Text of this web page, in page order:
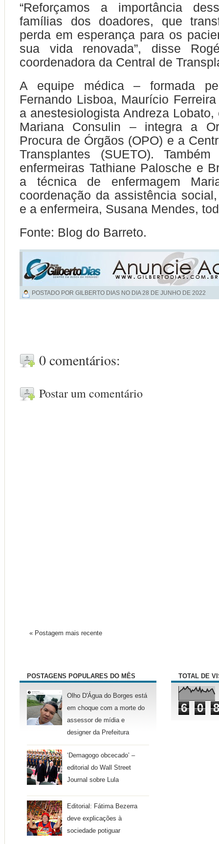
“Reforçamos a importância
famílias dos doadores, que
perda em esperança para os
sua vida renovada”, disse
coordenadora da Central de
A equipe médica – formada
Fernando Lisboa, Maurício
a anestesiologista Andreza Lobato,
Mariana Consulin – integra a
Procura de Órgãos (OPO) e a
Transplantes (SUETO).
enfermeiras Tathiane Palosche e
a técnica de enfermagem
coordenação da assistência
e a enfermeira, Susana Mendes,
Fonte: Blog do Barreto.
POSTADO POR GILBERTO DIAS NO DIA28 DE JUNHO DE 2022
0 comentários:
Postar um comentário
« Postagem mais recente
POSTAGENS POPULARES DO MÊS
Olho D'Água do Borges está
em choque com a morte do
assessor de mídia e
designer da Prefeitura
‘Demagogo obcecado’ –
editorial do Wall Street
Journal sobre Lula
Editorial: Fátima Bezerra
deve explicações à
sociedade potiguar
TOTAL DE
6 0 8